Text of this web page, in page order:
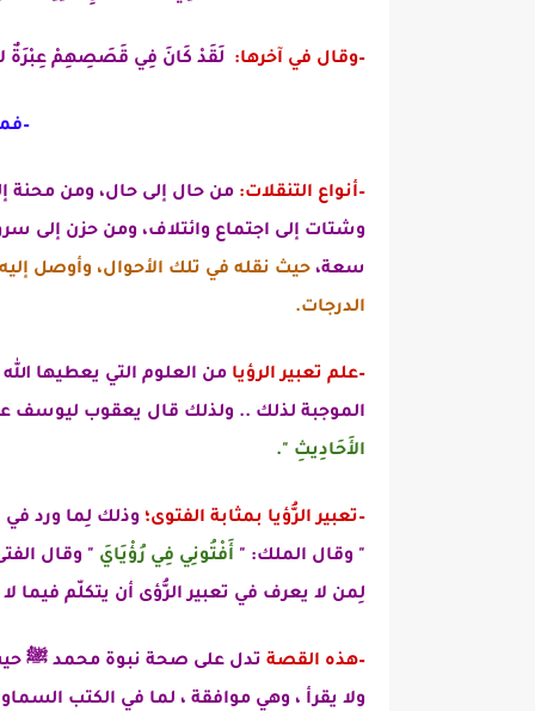
–وقال في آخرها: لَقَدْ كَانَ فِي قَصَصِهِمْ عِبْرَةٌ
–أنواع التنقلات: من حال إلى حال، ومن محنة
وشتات إلى اجتماع وائتلاف، ومن حزن إلى
سعة، حيث نقله في تلك الأحوال، وأوصل
الدرجات.
–علم تعبير الرؤيا من العلوم التي يعطيها
الموجبة لذلك .. ولذلك قال يعقوب ليوسف
الأَحَادِيثِ ".
–تعبير الرُّؤيا بمثابة الفتوى؛ وذلك لِما ورد
" وقال الملك: " أَفْتُونِي فِي رُؤْيَايَ " وقال
لِمن لا يعرف في تعبير الرُّؤى أن يتكلّم فيما
–هذه القصة تدل على صحة نبوة محمد ﷺ
ولا يقرأ ، وهي موافقة ، لما في الكتب